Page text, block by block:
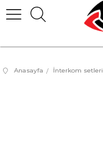
Anasayfa İnterkom setleri